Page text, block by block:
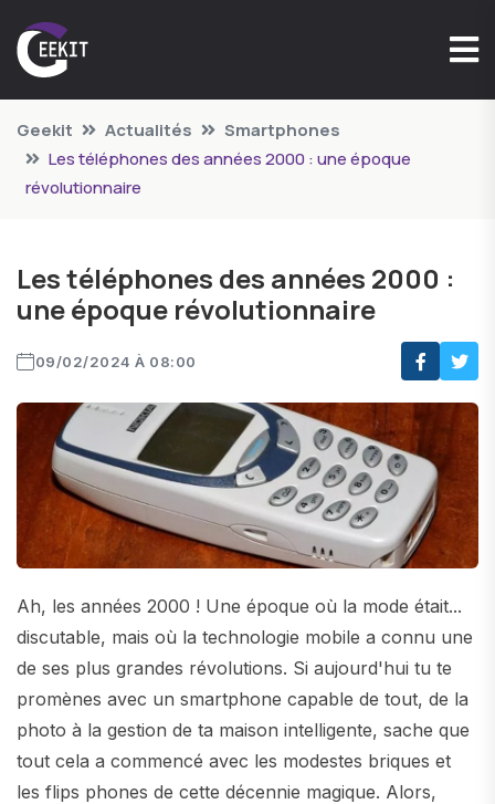
Geekit Actualités
Smartphones
Les téléphones des années 2000 : une époque
révolutionnaire
Les téléphones des années 2000 :
une époque révolutionnaire
09/02/2024 À 08:00
Ah, les années 2000 ! Une époque où la mode était...
discutable, mais où la technologie mobile a connu une
de ses plus grandes révolutions. Si aujourd'hui tu te
promènes avec un smartphone capable de tout, de la
photo à la gestion de ta maison intelligente, sache que
tout cela a commencé avec les modestes briques et
les flips phones de cette décennie magique. Alors,